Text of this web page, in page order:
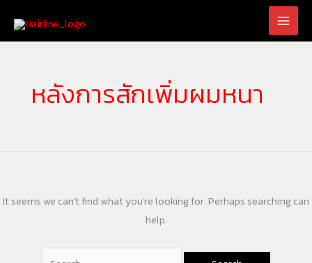
content
หลังการสักเพิ่มผมหนา
It seems we can’t find what you’re looking for. Perhaps searching can
help.
for: